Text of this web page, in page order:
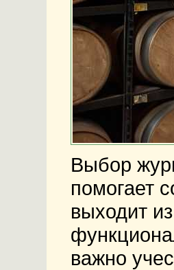
Выбор
помогает
выходит
важно